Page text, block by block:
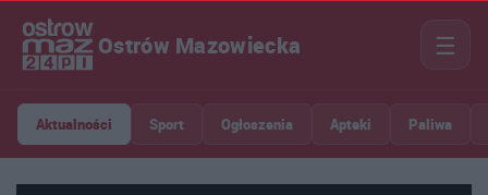
Ostrów Mazowiecka ☰
Aktualności Sport Ogłoszenia Apteki Paliwa